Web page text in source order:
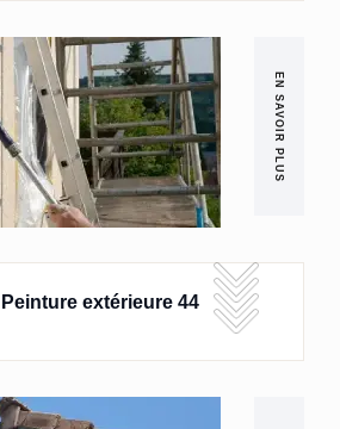
EN SAVOIR PLUS
Peinture extérieure 44